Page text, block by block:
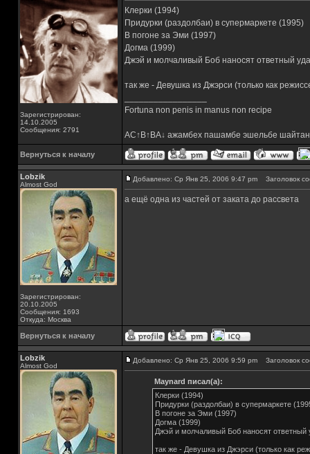
Зарегистрирован:
14.10.2005
Сообщения: 2791
Клерки (1994)
Придурки (раздолбаи) в супермаркете (1995)
В погоне за Эми (1997)
Догма (1999)
Джэй и молчаливый Боб наносят ответный
так же - Девушка из Джэрси (только как
Fortuna non penis in manus non recipe
AC↑B↑BA↓ ажамбех пашамбе эшельбе
Вернуться к началу
Lobzik
Almost God
Зарегистрирован:
20.10.2005
Сообщения: 1693
Откуда: Москва
Добавлено: Ср Янв 25, 2006 9:47 pm Заголовок
а ещё одна из частей от заката до рассвета
Вернуться к началу
Lobzik
Almost God
Добавлено: Ср Янв 25, 2006 9:59 pm Заголовок
Maynard писал(а):
Клерки (1994)
Придурки (раздолбаи) в супермаркете
В погоне за Эми (1997)
Догма (1999)
Джэй и молчаливый Боб наносят ответный
так же - Девушка из Джэрси (только как